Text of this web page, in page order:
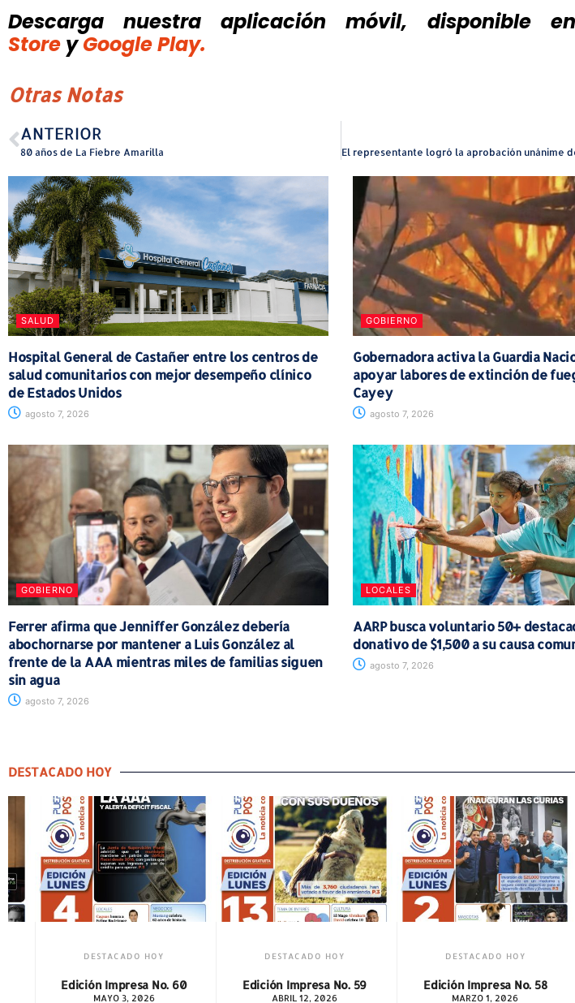
Descarga nuestra aplicación móvil, disponible
Store y Google Play.
Otras Notas
ANTERIOR
80 años de La Fiebre Amarilla
SALUD
Hospital General de Castañer entre los centros de
salud comunitarios con mejor desempeño clínico
de Estados Unidos
agosto 7, 2026
GOBIERNO
Gobernadora activa la Guardia
apoyar labores de extinción de
Cayey
agosto 7, 2026
GOBIERNO
Ferrer afirma que Jenniffer González debería
abochornarse por mantener a Luis González al
frente de la AAA mientras miles de familias siguen
sin agua
agosto 7, 2026
LOCALES
AARP busca voluntario 50+
donativo de $1,500 a su causa
agosto 7, 2026
DESTACADO HOY
No. 60
DESTACADO HOY
Edición Impresa No. 59
ABRIL 12, 2026
DESTACADO HOY
Edición Impresa No. 58
MARZO 1, 2026
DESTACADO
Edición Impresa
FEBRERO 8, 2026